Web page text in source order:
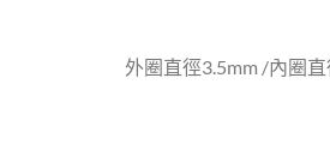
外圈直徑3.5mm /內圈